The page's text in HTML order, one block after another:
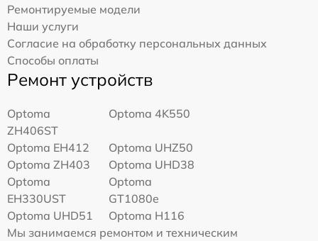
Ремонтируемые модели
Наши услуги
Согласие на обработку персональных данных
Способы оплаты
Ремонт устройств
Optoma
ZH406ST
Optoma 4K550
Optoma EH412
Optoma UHZ50
Optoma ZH403
Optoma UHD38
Optoma
EH330UST
Optoma
GT1080e
Optoma UHD51
Optoma H116
Мы занимаемся ремонтом и техническим